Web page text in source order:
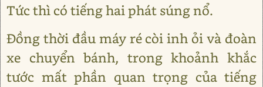
Tức thì có tiếng hai phát súng nổ.
Đồng thời đầu máy ré còi inh ỏi và đoàn
xe chuyển bánh, trong khoảnh khắc
tước mất phần quan trọng của tiếng